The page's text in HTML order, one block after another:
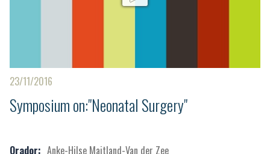
23/11/2016
Symposium on:"Neonatal Surgery"
Orador: Anke-Hilse Maitland-Van der Zee